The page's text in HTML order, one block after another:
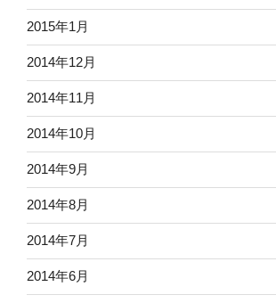
2015年1月
2014年12月
2014年11月
2014年10月
2014年9月
2014年8月
2014年7月
2014年6月